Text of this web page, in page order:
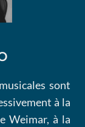
sont
à la
Weimar, à la